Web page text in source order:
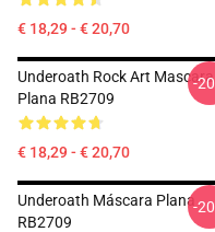
€ 18,29 - € 20,70
Underoath Rock Art Mascara
Plana RB2709
€ 18,29 - € 20,70
-
Underoath Máscara Plana
RB2709
-